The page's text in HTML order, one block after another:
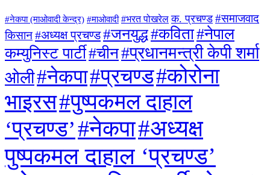
#नेकपा (माओवादी केन्द्र) #माओवादी #भरत पोखरेल क. प्रचण्ड #समाजवाद
किसान#अध्यक्ष प्रचण्ड#जनयुद्ध#कविता#नेपाल
कम्युनिस्ट पार्टी#चीन#प्रधानमन्त्री केपी शर्मा
ओली#नेकपा#प्रचण्ड#कोरोना
भाइरस#पुष्पकमल दाहाल
‘प्रचण्ड’#नेकपा#अध्यक्ष
पुष्पकमल दाहाल ‘प्रचण्ड’